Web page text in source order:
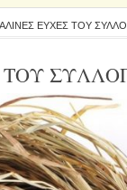
ΕΥΧΕΣ ΤΟΥ